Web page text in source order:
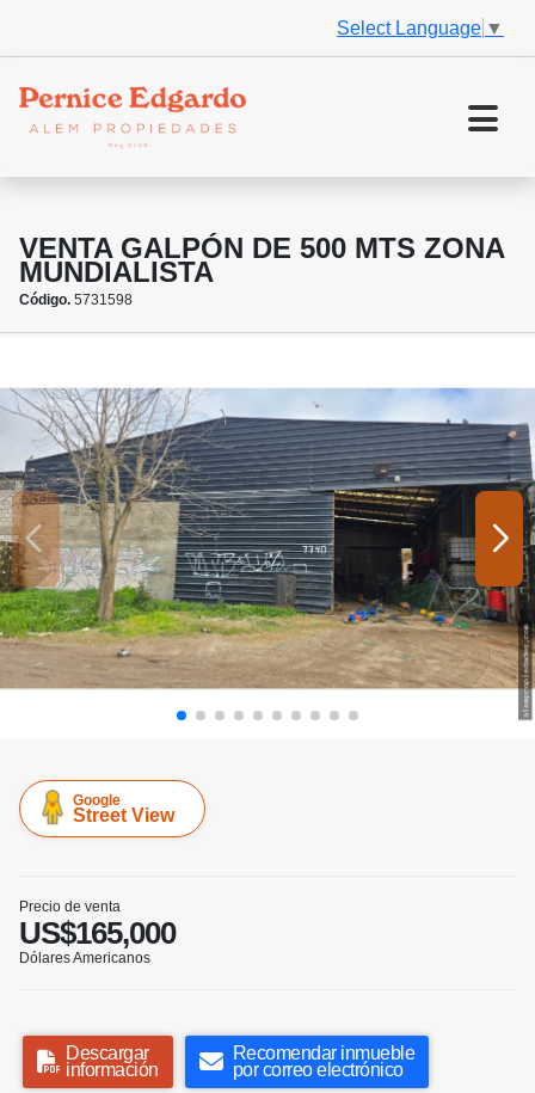
Select Language ▼
VENTA GALPÓN DE 500 MTS ZONA
MUNDIALISTA
Código. 5731598
Google
Street View
Precio de venta
US$165,000
Dólares Americanos
Descargar
información
Recomendar inmueble
por correo electrónico